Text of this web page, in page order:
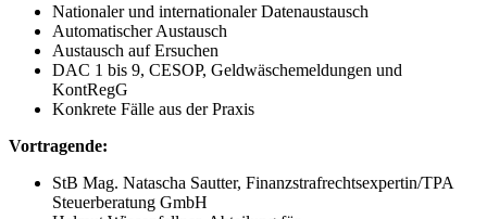
Nationaler und internationaler Datenaustausch
Automatischer Austausch
Austausch auf Ersuchen
DAC 1 bis 9, CESOP, Geldwäschemeldungen und
KontRegG
Konkrete Fälle aus der Praxis
Vortragende:
StB Mag. Natascha Sautter, Finanzstrafrechtsexpertin/TPA
Steuerberatung GmbH